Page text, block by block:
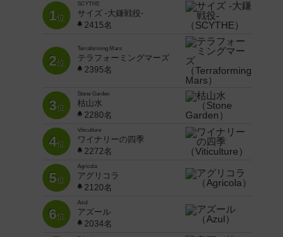
1位
SCYTHE
サイズ -大鎌戦役-
2415名
2位
Terraforming Mars
テラフォーミングマーズ
2395名
3位
Stone Garden
枯山水
2280名
4位
Viticulture
ワイナリーの四季
2272名
5位
Agricola
アグリコラ
2120名
6位
Azul
アズール
2034名